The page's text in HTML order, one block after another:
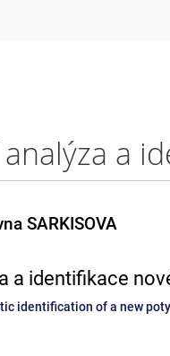
SARKISOVA
a identifikace
identification of a new